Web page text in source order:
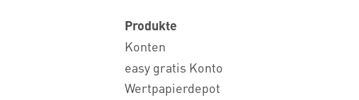
Produkte
Konten
easy gratis Konto
Wertpapierdepot